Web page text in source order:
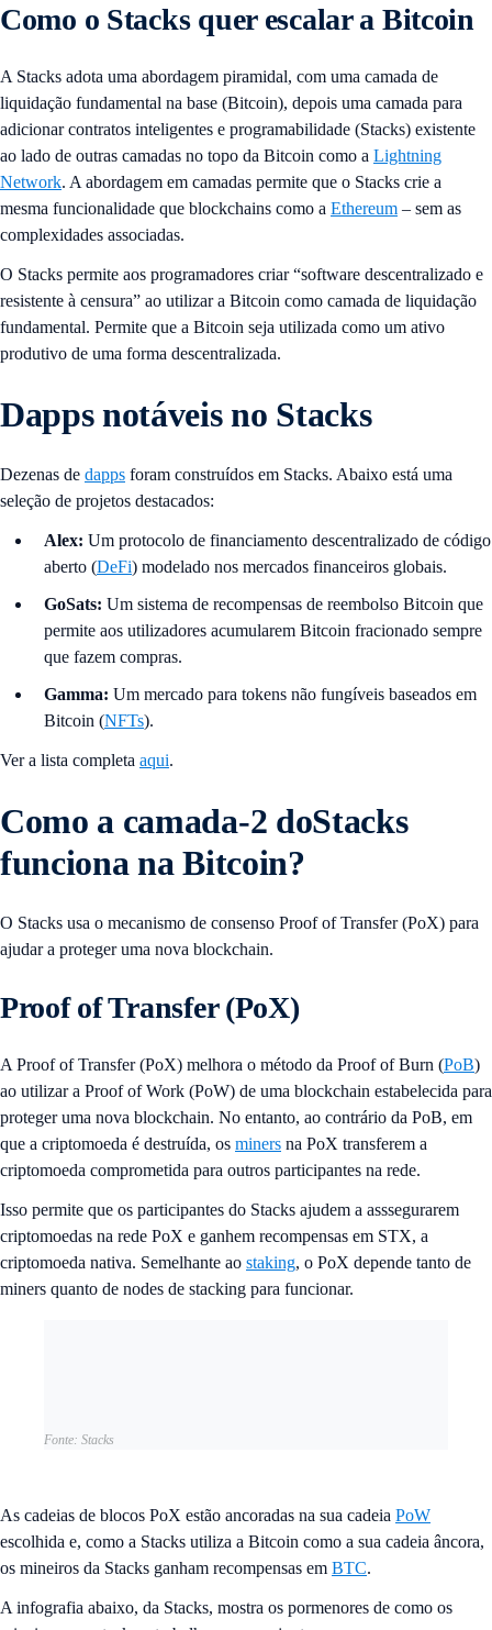
Como o Stacks quer escalar a Bitcoin
A Stacks adota uma abordagem piramidal, com uma camada de
liquidação fundamental na base (Bitcoin), depois uma camada para
adicionar contratos inteligentes e programabilidade (Stacks) existente
ao lado de outras camadas no topo da Bitcoin como a Lightning
Network. A abordagem em camadas permite que o Stacks crie a
mesma funcionalidade que blockchains como a Ethereum – sem as
complexidades associadas.
O Stacks permite aos programadores criar “software descentralizado e
resistente à censura” ao utilizar a Bitcoin como camada de liquidação
fundamental. Permite que a Bitcoin seja utilizada como um ativo
produtivo de uma forma descentralizada.
Dapps notáveis no Stacks
Dezenas de dapps foram construídos em Stacks. Abaixo está uma
seleção de projetos destacados:
Alex: Um protocolo de financiamento descentralizado de código
aberto (DeFi) modelado nos mercados financeiros globais.
GoSats: Um sistema de recompensas de reembolso Bitcoin que
permite aos utilizadores acumularem Bitcoin fracionado sempre
que fazem compras.
Gamma: Um mercado para tokens não fungíveis baseados em
Bitcoin (NFTs).
Ver a lista completa aqui.
Como a camada-2 doStacks
funciona na Bitcoin?
O Stacks usa o mecanismo de consenso Proof of Transfer (PoX) para
ajudar a proteger uma nova blockchain.
Proof of Transfer (PoX)
A Proof of Transfer (PoX) melhora o método da Proof of Burn (PoB)
ao utilizar a Proof of Work (PoW) de uma blockchain estabelecida para
proteger uma nova blockchain. No entanto, ao contrário da PoB, em
que a criptomoeda é destruída, os miners na PoX transferem a
criptomoeda comprometida para outros participantes na rede.
Isso permite que os participantes do Stacks ajudem a asssegurarem
criptomoedas na rede PoX e ganhem recompensas em STX, a
criptomoeda nativa. Semelhante ao staking, o PoX depende tanto de
miners quanto de nodes de stacking para funcionar.
Fonte: Stacks
As cadeias de blocos PoX estão ancoradas na sua cadeia PoW
escolhida e, como a Stacks utiliza a Bitcoin como a sua cadeia âncora,
os mineiros da Stacks ganham recompensas em BTC.
A infografia abaixo, da Stacks, mostra os pormenores de como os